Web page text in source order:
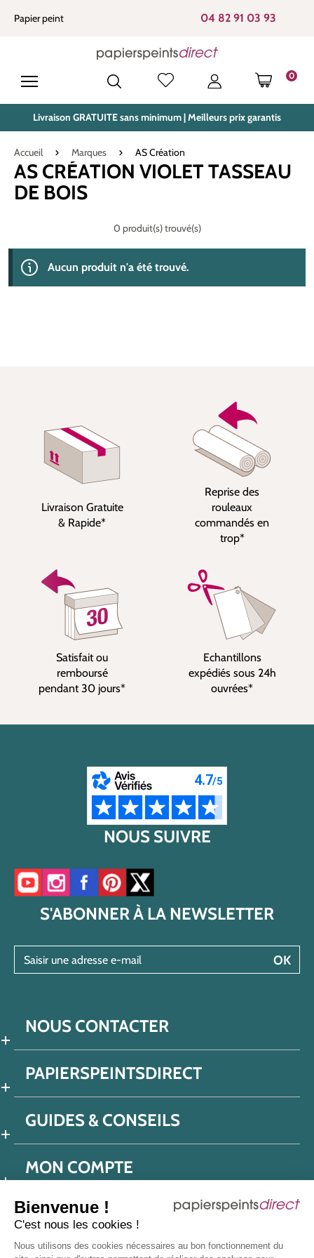
Bienvenue !
C'est nous les cookies !
Nous utilisons des cookies nécessaires au bon fonctionnement du
principal
Papier peint 04 82 91 03 93
0
LE
Livraison GRATUITE sans minimum | Meilleurs prix garantis
Accueil Marques AS Création
AS CRÉATION VIOLET TASSEAU
DE BOIS
0 produit(s) trouvé(s)
Aucun produit n'a été trouvé.
Livraison Gratuite
& Rapide*
Reprise des
rouleaux
commandés en
trop*
Satisfait ou
remboursé
pendant 30 jours*
Echantillons
expédiés sous 24h
ouvrées*
NOUS SUIVRE
Accéder à notre chaîne YouTube
Accéder à notre compte Instagram
Accéder à notre page Facebook
Accéder à notre compte Pinterest
Accéder à notre compte Twitter/X
S'ABONNER À LA NEWSLETTER
OK
NOUS CONTACTER
PAPIERSPEINTSDIRECT
GUIDES & CONSEILS
MON COMPTE